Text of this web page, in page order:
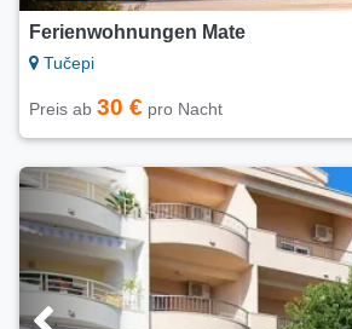
Ferienwohnungen Mate
Tučepi
Preis ab 30 € pro Nacht